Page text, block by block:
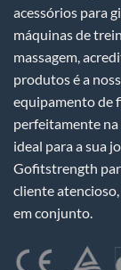
acessórios para
máquinas de
massagem,
produtos é a
equipamento de
perfeitamente
ideal para a sua
Gofitstrength
cliente
em conjunto.